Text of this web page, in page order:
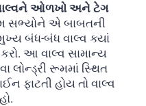
ઓળખો અને ટેગ
સભ્યોને એ બાબતની
બંધ-બંધ વાલ્વ ક્યાં
આ વાલ્વ સામાન્ય
લોન્ડ્રી રૂમમાં સ્થિત
ફાટતી હોય તો વાલ્વ